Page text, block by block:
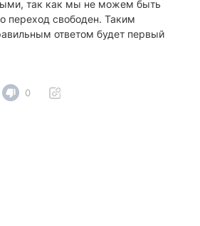
так как мы не можем быть
переход свободен. Таким
ответом будет первый
0